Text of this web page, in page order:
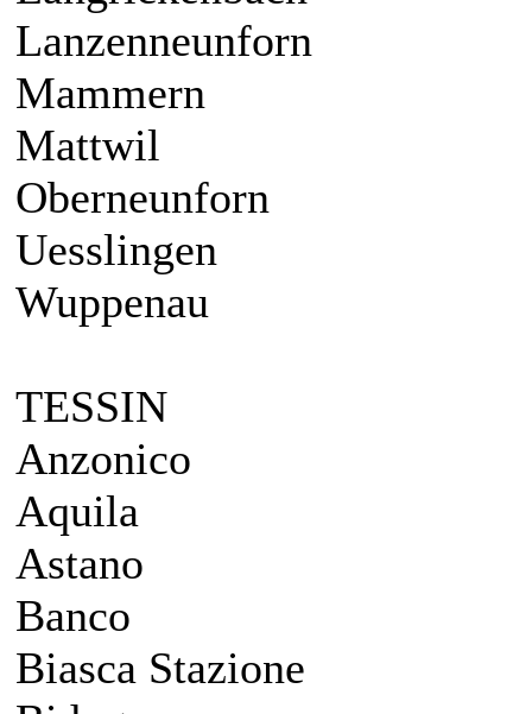
Lanzenneunforn
Mammern
Mattwil
Oberneunforn
Uesslingen
Wuppenau
TESSIN
Anzonico
Aquila
Astano
Banco
Biasca Stazione